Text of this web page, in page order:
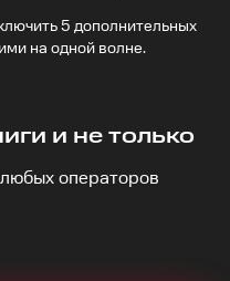
5 дополнительных
на одной волне.
и не только
операторов